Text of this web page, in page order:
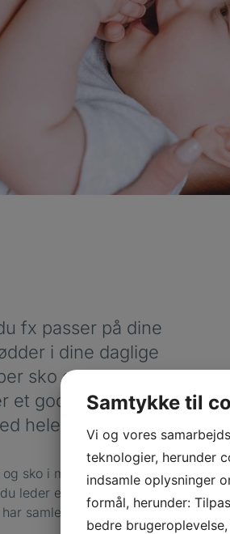
fx passer på dine
i dine daglige
sko og søge
et godt
hele livet.
sko i menuen, som
leder efter, kan du lede
samlet fodterapeuters
Samtykke til
Vi og vores
teknologier, herunder
indsamle oplysninger
formål, herunder:
bedre